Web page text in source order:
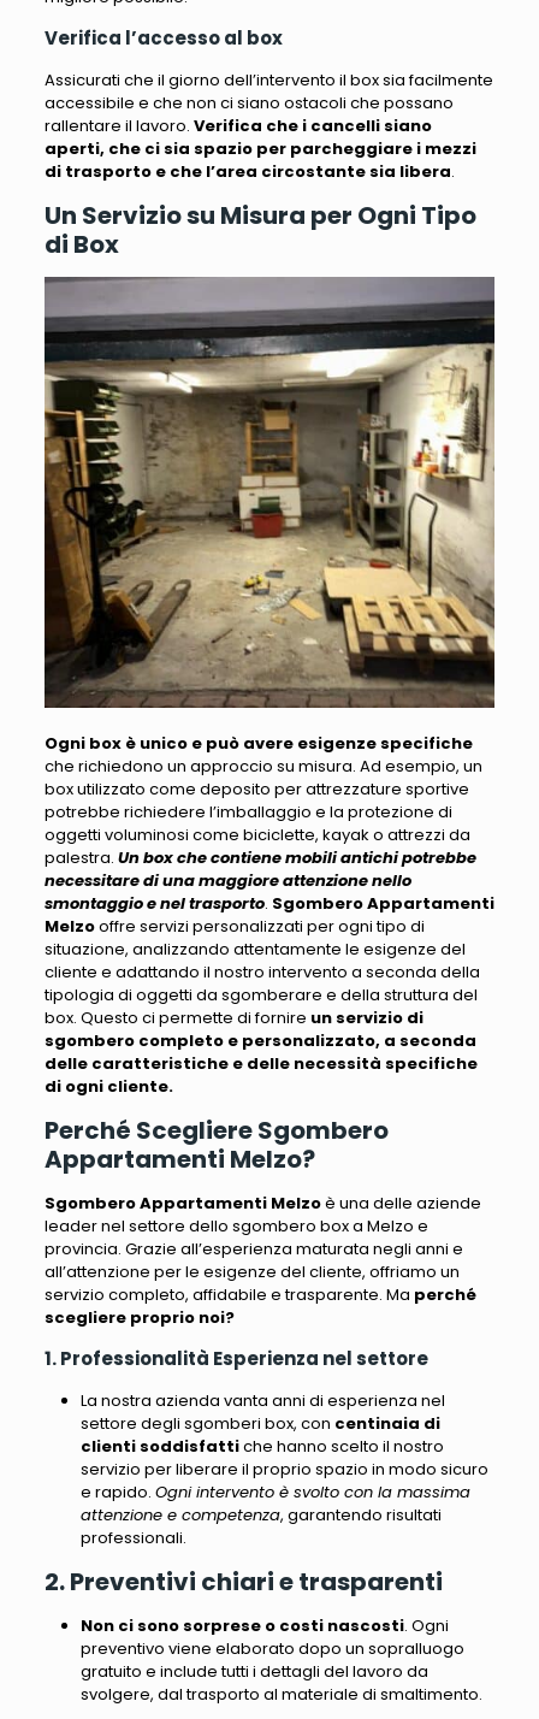
Verifica l’accesso al box
Assicurati che il giorno dell’intervento il box sia facilmente
accessibile e che non ci siano ostacoli che possano
rallentare il lavoro. Verifica che i cancelli siano
aperti, che ci sia spazio per parcheggiare i mezzi
di trasporto e che l’area circostante sia libera.
Un Servizio su Misura per Ogni Tipo
di Box
Ogni box è unico e può avere esigenze specifiche
che richiedono un approccio su misura. Ad esempio, un
box utilizzato come deposito per attrezzature sportive
potrebbe richiedere l’imballaggio e la protezione di
oggetti voluminosi come biciclette, kayak o attrezzi da
palestra. Un box che contiene mobili antichi potrebbe
necessitare di una maggiore attenzione nello
smontaggio e nel trasporto. Sgombero Appartamenti
Melzooffre servizi personalizzati per ogni tipo di
situazione, analizzando attentamente le esigenze del
cliente e adattando il nostro intervento a seconda della
tipologia di oggetti da sgomberare e della struttura del
box. Questo ci permette di fornire un servizio di
sgombero completo e personalizzato, a seconda
delle caratteristiche e delle necessità specifiche
di ogni cliente.
Perché Scegliere Sgombero
Appartamenti Melzo?
Sgombero Appartamenti Melzoè una delle aziende
leader nel settore dello sgombero box a Melzo e
provincia. Grazie all’esperienza maturata negli anni e
all’attenzione per le esigenze del cliente, offriamo un
servizio completo, affidabile e trasparente. Ma perché
scegliere proprio noi?
1. Professionalità Esperienza nel settore
La nostra azienda vanta anni di esperienza nel
settore degli sgomberi box, con centinaia di
clienti soddisfattiche hanno scelto il nostro
servizio per liberare il proprio spazio in modo sicuro
e rapido. Ogni intervento è svolto con la massima
attenzione e competenza, garantendo risultati
professionali.
2. Preventivi chiari e trasparenti
Non ci sono sorprese o costi nascosti. Ogni
preventivo viene elaborato dopo un sopralluogo
gratuito e include tutti i dettagli del lavoro da
svolgere, dal trasporto al materiale di smaltimento.